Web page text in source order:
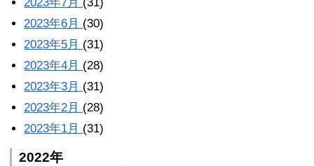
2023年7月 (31)
2023年6月 (30)
2023年5月 (31)
2023年4月 (28)
2023年3月 (31)
2023年2月 (28)
2023年1月 (31)
2022年